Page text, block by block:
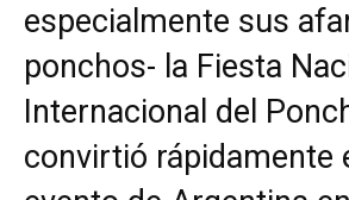
especialmente sus
ponchos- la Fiesta
Internacional del
convirtió rápidamente